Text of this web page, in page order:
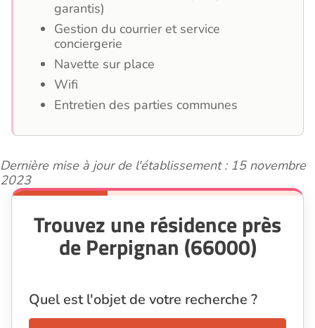
garantis)
Gestion du courrier et service
conciergerie
Navette sur place
Wifi
Entretien des parties communes
Dernière mise à jour de l'établissement : 15 novembre
2023
Trouvez une résidence près
de Perpignan (66000)
Quel est l'objet de votre recherche ?